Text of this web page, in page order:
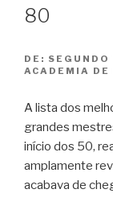
80
DE:
ACADEMIA DE
A lista dos
grandes
início dos 50,
amplamente
acabava de